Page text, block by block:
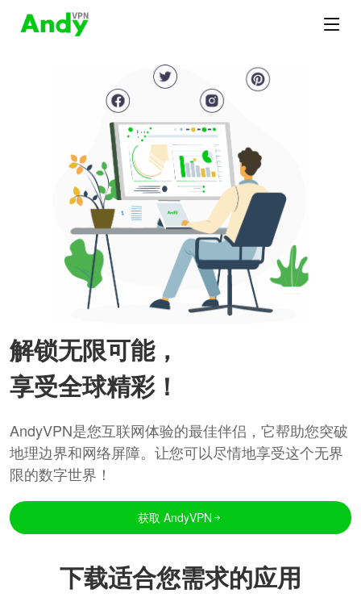
解锁无限可能，
享受全球精彩！
AndyVPN是您互联网体验的最佳伴侣，它帮助您突破
地理边界和网络屏障。让您可以尽情地享受这个无界
限的数字世界！
获取 AndyVPN
下载适合您需求的应用